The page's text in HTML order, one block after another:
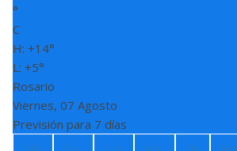
°
C
H: +14°
L: +5°
Rosario
Viernes, 07 Agosto
Previsión para 7 días